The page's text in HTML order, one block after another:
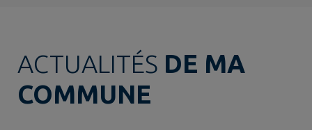
ACTUALITÉS DE MA
COMMUNE